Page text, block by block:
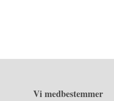
Vi medbestemmer